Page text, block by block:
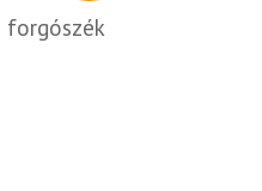
forgószék